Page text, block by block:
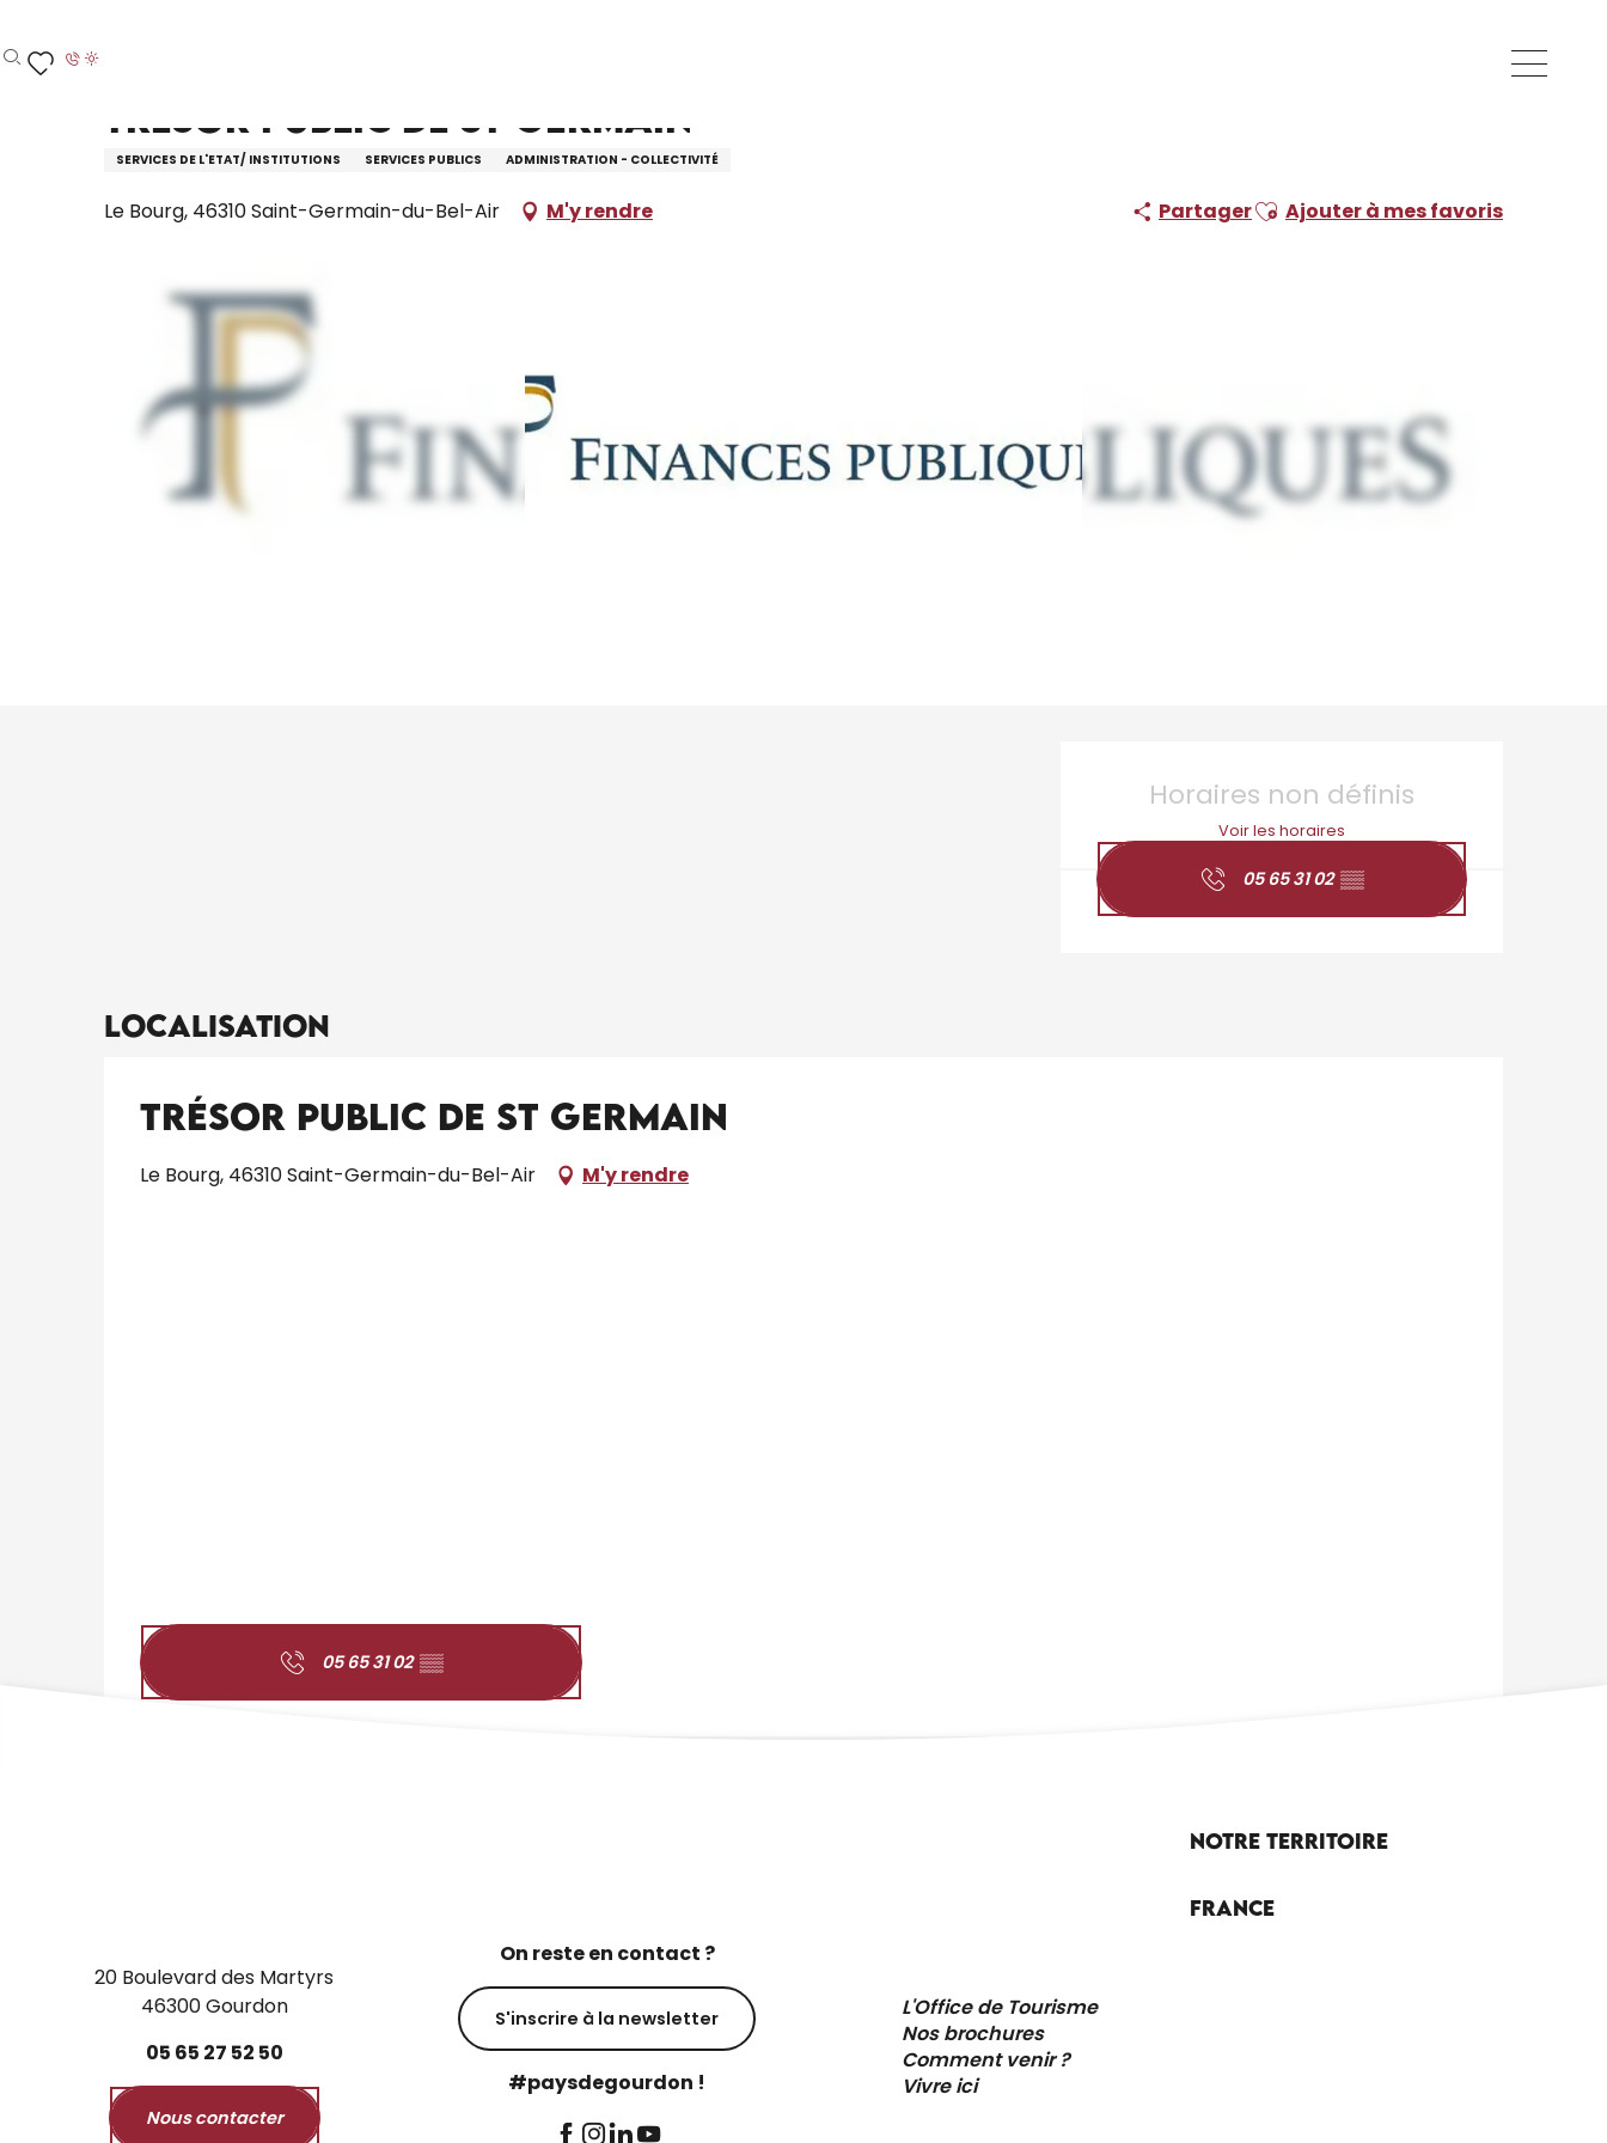
au
contenu
Recherche
Trésor Public de St Germain
SERVICES DE L'ETAT/ INSTITUTIONS SERVICES PUBLICS ADMINISTRATION - COLLECTIVITÉ
Le Bourg, 46310 Saint-Germain-du-Bel-Air M'y rendre PartagerAjouter aux favoris
Ajouter à mes favoris
Ouverture et
Horaires non définis
Voir les horaires
05 65 31 02 ▒▒
Localisation
Trésor Public de St Germain
Le Bourg, 46310 Saint-Germain-du-Bel-Air M'y rendre
05 65 31 02 ▒▒
20 Boulevard des Martyrs
46300 Gourdon
05 65 27 52 50
Nous contacter
On reste en contact ?
S'inscrire à la newsletter
#paysdegourdon !
L'Office de Tourisme
Nos brochures
Comment venir ?
Vivre ici
Notre territoire
France